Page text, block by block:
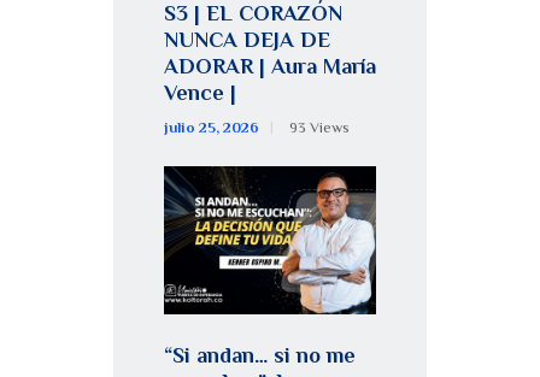
S3 | EL CORAZÓN
NUNCA DEJA DE
ADORAR | Aura María
Vence |
julio 25, 2026 93 Views
“Si andan… si no me